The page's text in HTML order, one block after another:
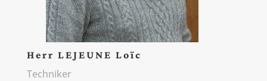
Herr LEJEUNE Loïc
Techniker